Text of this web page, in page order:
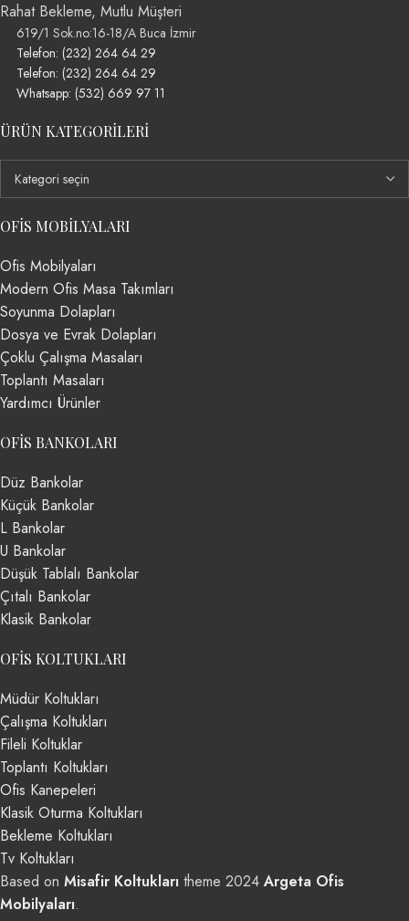
Rahat Bekleme, Mutlu Müşteri
619/1 Sok.no:16-18/A Buca İzmir
Telefon: (232) 264 64 29
Telefon: (232) 264 64 29
Whatsapp: (532) 669 97 11
ÜRÜN KATEGORILERI
OFIS MOBILYALARI
Ofis Mobilyaları
Modern Ofis Masa Takımları
Soyunma Dolapları
Dosya ve Evrak Dolapları
Çoklu Çalışma Masaları
Toplantı Masaları
Yardımcı Ürünler
OFIS BANKOLARI
Düz Bankolar
Küçük Bankolar
L Bankolar
U Bankolar
Düşük Tablalı Bankolar
Çıtalı Bankolar
Klasik Bankolar
OFIS KOLTUKLARI
Müdür Koltukları
Çalışma Koltukları
Fileli Koltuklar
Toplantı Koltukları
Ofis Kanepeleri
Klasik Oturma Koltukları
Bekleme Koltukları
Tv Koltukları
Based on Misafir Koltukları theme 2024Argeta Ofis
Mobilyaları.